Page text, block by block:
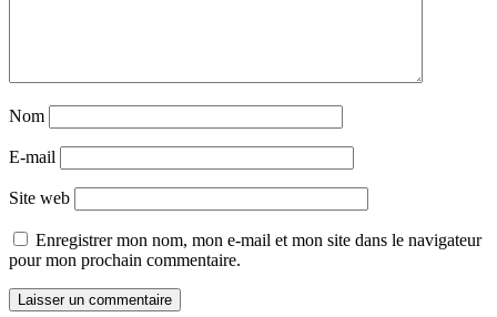
Nom
E-mail
Site web
Enregistrer mon nom, mon e-mail et mon site dans le navigateur
pour mon prochain commentaire.